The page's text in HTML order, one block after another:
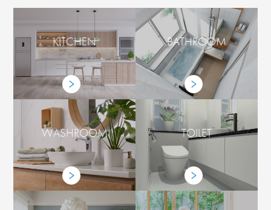
KITCHEN BATHROOM
WASHROOM TOILET